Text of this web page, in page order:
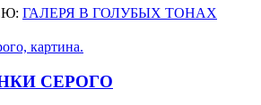
ГАЛЕРЯ В ГОЛУБЫХ ТОНАХ
СЕРОГО